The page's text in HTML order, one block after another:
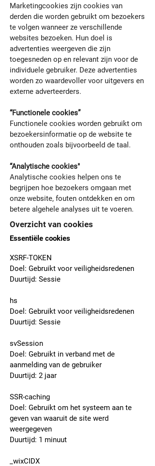
Marketingcookies zijn cookies van
derden die worden gebruikt om bezoekers
te volgen wanneer ze verschillende
websites bezoeken. Hun doel is
advertenties weergeven die zijn
toegesneden op en relevant zijn voor de
individuele gebruiker. Deze advertenties
worden zo waardevoller voor uitgevers en
externe adverteerders.
“Functionele cookies”
Functionele cookies worden gebruikt om
bezoekersinformatie op de website te
onthouden zoals bijvoorbeeld de taal.
“Analytische cookies"
Analytische cookies helpen ons te
begrijpen hoe bezoekers omgaan met
onze website, fouten ontdekken en om
betere algehele analyses uit te voeren.
Overzicht van cookies
Essentiële cookies
XSRF-TOKEN
Doel: Gebruikt voor veiligheidsredenen
Duurtijd: Sessie
hs
Doel: Gebruikt voor veiligheidsredenen
Duurtijd: Sessie
svSession
Doel: Gebruikt in verband met de
aanmelding van de gebruiker
Duurtijd: 2 jaar
SSR-caching
Doel: Gebruikt om het systeem aan te
geven van waaruit de site werd
weergegeven
Duurtijd: 1 minuut
_wixCIDX